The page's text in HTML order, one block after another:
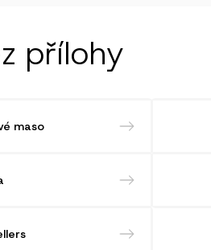
přílohy
maso